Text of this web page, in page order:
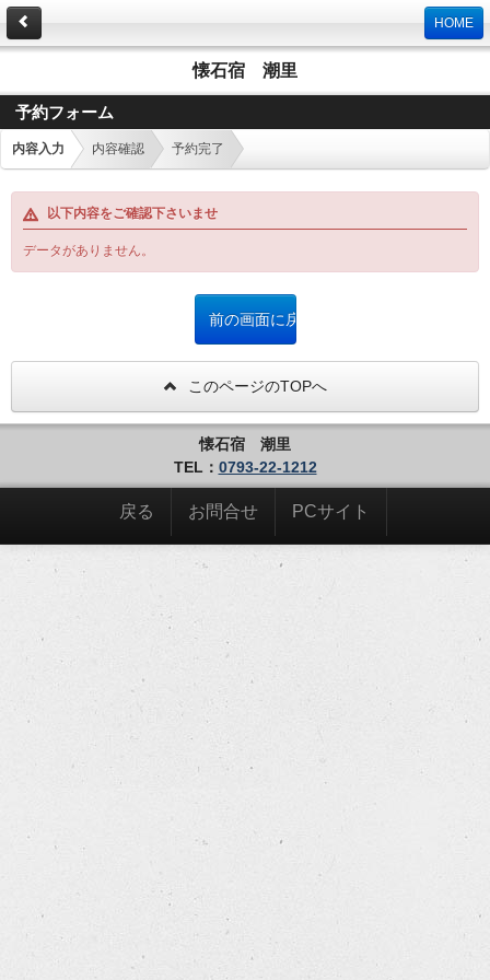
HOME
懐石宿 潮里
予約フォーム
内容入力 内容確認 予約完了
以下内容をご確認下さいませ
データがありません。
このページのTOPへ
懐石宿 潮里
TEL： 0793-22-1212
戻る お問合せ PCサイト